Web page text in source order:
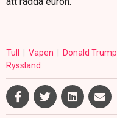
Tull Vapen Donald Trump
Ryssland